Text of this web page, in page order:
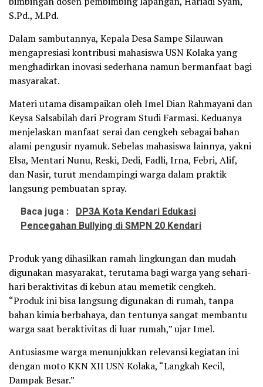
S.Pd., M.Pd.
Dalam sambutannya, Kepala Desa Sampe Silauwan
mengapresiasi kontribusi mahasiswa USN Kolaka yang
menghadirkan inovasi sederhana namun bermanfaat bagi
masyarakat.
Materi utama disampaikan oleh Imel Dian Rahmayani dan
Keysa Salsabilah dari Program Studi Farmasi. Keduanya
menjelaskan manfaat serai dan cengkeh sebagai bahan
alami pengusir nyamuk. Sebelas mahasiswa lainnya, yakni
Elsa, Mentari Nunu, Reski, Dedi, Fadli, Irna, Febri, Alif,
dan Nasir, turut mendampingi warga dalam praktik
langsung pembuatan spray.
Baca juga : DP3A Kota Kendari Edukasi
Pencegahan Bullying di SMPN 20 Kendari
Produk yang dihasilkan ramah lingkungan dan mudah
digunakan masyarakat, terutama bagi warga yang sehari-
hari beraktivitas di kebun atau memetik cengkeh.
“Produk ini bisa langsung digunakan di rumah, tanpa
bahan kimia berbahaya, dan tentunya sangat membantu
warga saat beraktivitas di luar rumah,” ujar Imel.
Antusiasme warga menunjukkan relevansi kegiatan ini
dengan moto KKN XII USN Kolaka, “Langkah Kecil,
Dampak Besar.”